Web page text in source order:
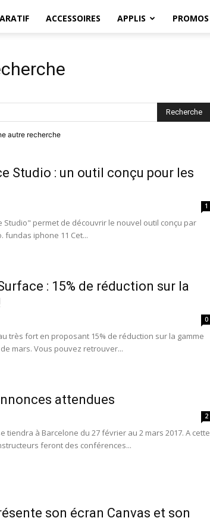
ACCESSOIRES APPLIS PROMOS
autre recherche
Studio : un outil conçu pour les
1
Studio" permet de découvrir le nouvel outil conçu par
fundas iphone 11 Cet...
: 15% de réduction sur la
0
très fort en proposant 15% de réduction sur la gamme
mars. Vous pouvez retrouver...
attendues
2
tiendra à Barcelone du 27 février au 2 mars 2017. A cette
feront des conférences...
son écran Canvas et son